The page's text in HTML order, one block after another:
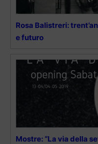
Rosa Balistreri:
e futuro
Mostre: “La via della